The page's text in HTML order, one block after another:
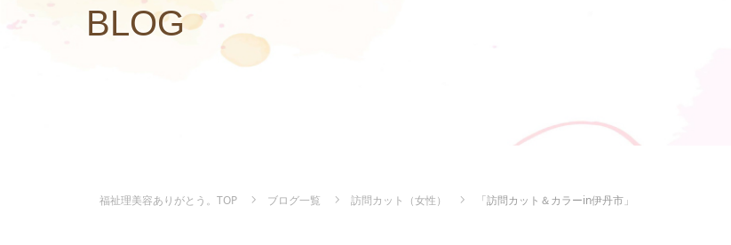
BLOG
福祉理美容ありがとう。TOP ブログ一覧 訪問カット（女性） 「訪問カット＆カラーin伊丹市」